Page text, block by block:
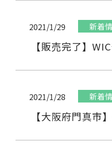
2021/1/29 新着
【販売完了】
2021/1/28 新着
【大阪府門真市